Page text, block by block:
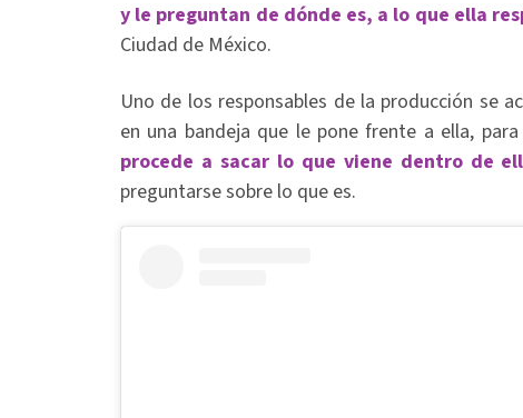
y le preguntan de dónde es, a lo que ella
Ciudad de México.
Uno de los responsables de la producción se
en una bandeja que le pone frente a ella,
procede a sacar lo que viene dentro de
preguntarse sobre lo que es.